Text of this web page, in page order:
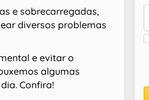
e sobrecarregadas,
diversos problemas
e evitar o
algumas
Confira!